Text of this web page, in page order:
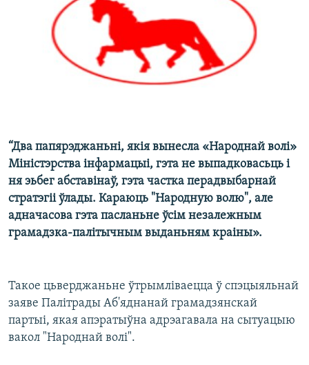
КУЛЬТУРА
КАЛЯНДАР
НА ХВАЛЯХ СВАБОДЫ
“Два папярэджаньні, якія вынесла «Народнай волі»
Міністэрства інфармацыі, гэта не выпадковасьць і
ня эьбег абставінаў, гэта частка перадвыбарнай
стратэгіі ўлады. Караюць "Народную волю", але
адначасова гэта пасланьне ўсім незалежным
грамадзка-палітычным выданьням краіны».
Такое цьверджаньне ўтрымліваецца ў спэцыяльнай
заяве Палітрады Аб'яднанай грамадзянскай
партыі, якая апэратыўна адрэагавала на сытуацыю
вакол "Народнай волі".